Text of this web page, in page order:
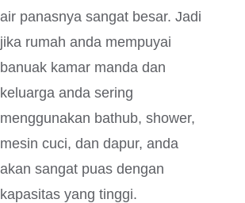
air panasnya sangat besar. Jadi
jika rumah anda mempuyai
banuak kamar manda dan
keluarga anda sering
menggunakan bathub, shower,
mesin cuci, dan dapur, anda
akan sangat puas dengan
kapasitas yang tinggi.